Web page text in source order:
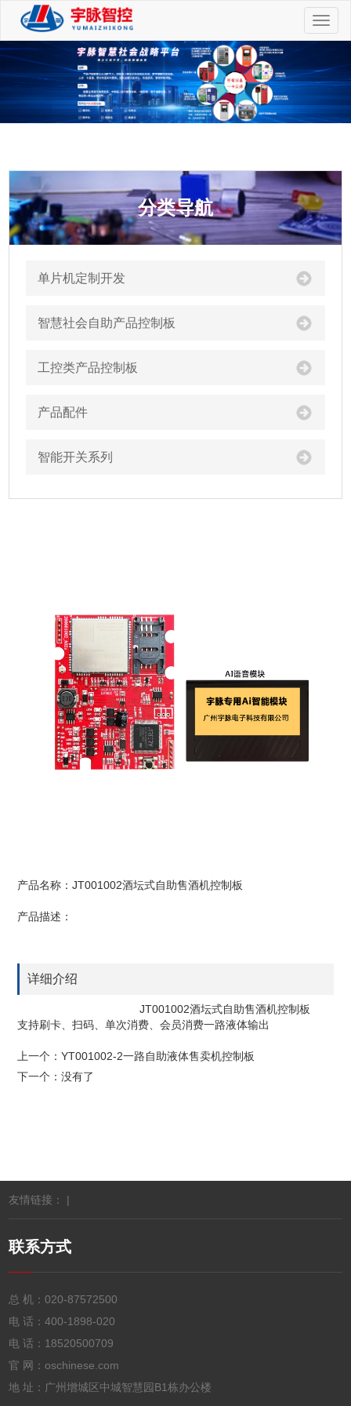
切
换
航
分类导航
单片机定制开发
智慧社会自助产品控制板
工控类产品控制板
产品配件
智能开关系列
产品名称：JT001002酒坛式自助售酒机控制板
产品描述：
详细介绍
JT001002酒坛式自助售酒机控制板
支持刷卡、扫码、单次消费、会员消费一路液体输出
上一个： YT001002-2一路自助液体售卖机控制板
下一个：没有了
友情链接： |
联系方式
总 机：020-87572500
电 话：400-1898-020
电 话： 18520500709
官 网：oschinese.com
地 址：广州增城区中城智慧园B1栋办公楼